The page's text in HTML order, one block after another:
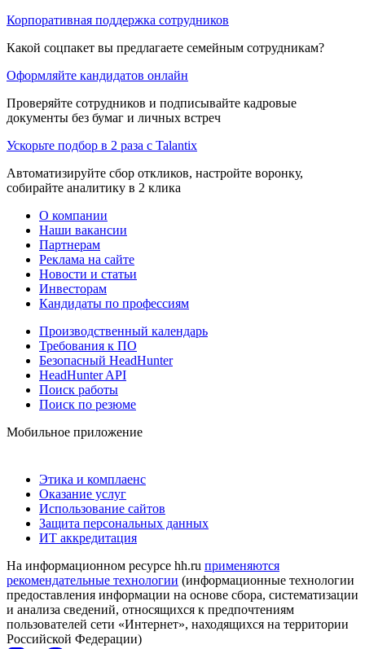
Корпоративная поддержка сотрудников
Какой соцпакет вы предлагаете семейным сотрудникам?
Оформляйте кандидатов онлайн
Проверяйте сотрудников и подписывайте кадровые
документы без бумаг и личных встреч
Ускорьте подбор в 2 раза с Talantix
Автоматизируйте сбор откликов, настройте воронку,
собирайте аналитику в 2 клика
О компании
Наши вакансии
Партнерам
Реклама на сайте
Новости и статьи
Инвесторам
Кандидаты по профессиям
Производственный календарь
Требования к ПО
Безопасный HeadHunter
HeadHunter API
Поиск работы
Поиск по резюме
Мобильное приложение
Этика и комплаенс
Оказание услуг
Использование сайтов
Защита персональных данных
ИТ аккредитация
На информационном ресурсе hh.ru применяются
рекомендательные технологии (информационные технологии
предоставления информации на основе сбора, систематизации
и анализа сведений, относящихся к предпочтениям
пользователей сети «Интернет», находящихся на территории
Российской Федерации)